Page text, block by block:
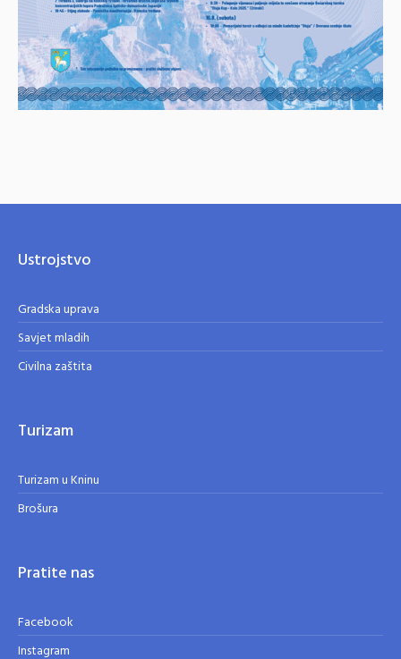
Ustrojstvo
Gradska uprava
Savjet mladih
Civilna zaštita
Turizam
Turizam u Kninu
Brošura
Pratite nas
Facebook
Instagram